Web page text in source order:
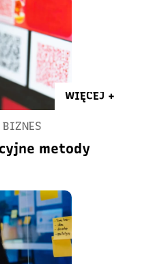
WIĘCEJ +
BIZNES
metody